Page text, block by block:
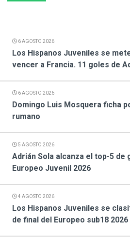
6 AGOSTO 2026
Los Hispanos Juveniles se
vencer a Francia. 11 goles de
6 AGOSTO 2026
Domingo Luis Mosquera ficha
rumano
5 AGOSTO 2026
Adrián Sola alcanza el top-5 de
Europeo Juvenil 2026
4 AGOSTO 2026
Los Hispanos Juveniles se
de final del Europeo sub18 2026